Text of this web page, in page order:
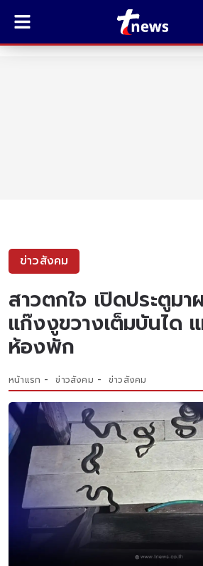
ข่าวสังคม
สาวตกใจ เปิดประตูมา
แก๊งงูขวางเต็มบันได
ห้องพัก
หน้าแรก ข่าวสังคม ข่าวสังคม